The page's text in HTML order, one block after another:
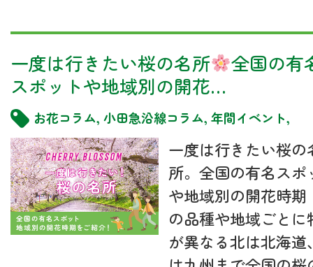
一度は行きたい桜の名所
全国の有
スポットや地域別の開花…
お花コラム, 小田急沿線コラム, 年間イベント,
一度は行きたい桜の
所。全国の有名スポ
や地域別の開花時期
の品種や地域ごとに
が異なる北は北海道